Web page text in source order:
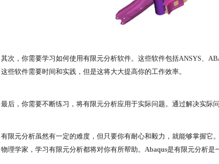
其次，你需要学习如何使用有限元分析软件。这些软件包括ANSYS、
这些软件需要时间和实践，但是这将大大提高你的工作效率。
最后，你需要不断练习，将有限元分析应用于实际问题。通过解决实
有限元分析虽然有一定的难度，但只要你有耐心和毅力，就能够掌握
物理学家，学习有限元分析都将对你有所帮助。 Abaqus是有限元分析是